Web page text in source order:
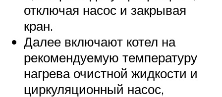
отключая насос и закрывая
кран.
Далее включают котел на
рекомендуемую температуру
нагрева очистной жидкости и
циркуляционный насос,